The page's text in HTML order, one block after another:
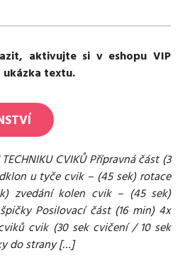
Klouzání
Výzvy a nácviky
Afirmace – cvičení mysli
aktivujte si v eshopu VIP
ukázka textu.
TECHNIKU CVIKŮ Přípravná část (3
u tyče cvik – (45 sek) rotace
zvedání kolen cvik – (45 sek)
Posilovací část (16 min) 4x
cvik (30 sek cvičení / 10 sek
do strany […]